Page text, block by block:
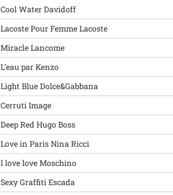
Cool Water Davidoff
Lacoste Pour Femme Lacoste
Miracle Lancome
L’eau par Kenzo
Light Blue Dolce&Gabbana
Cerruti Image
Deep Red Hugo Boss
Love in Paris Nina Ricci
I love love Moschino
Sexy Graffiti Escada